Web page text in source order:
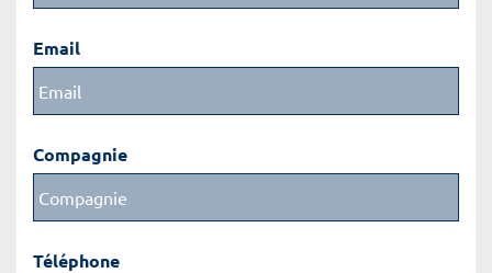
Email
Compagnie
Téléphone